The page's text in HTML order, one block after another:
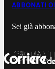
ABBONATI
Sei già